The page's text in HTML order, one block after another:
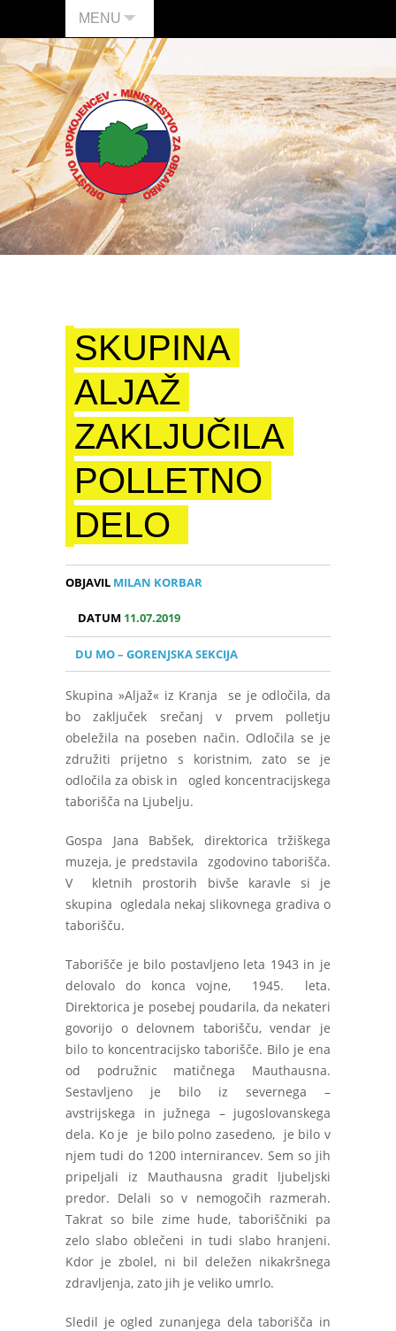
MENU
SKUPINA
ALJAŽ
ZAKLJUČILA
POLLETNO
DELO
OBJAVIL MILAN KORBAR
DATUM 11.07.2019
DU MO – GORENJSKA SEKCIJA
Skupina »Aljaž« iz Kranja se je odločila, da
bo zaključek srečanj v prvem polletju
obeležila na poseben način. Odločila se je
združiti prijetno s koristnim, zato se je
odločila za obisk in ogled koncentracijskega
taborišča na Ljubelju.
Gospa Jana Babšek, direktorica tržiškega
muzeja, je predstavila zgodovino taborišča.
V kletnih prostorih bivše karavle si je
skupina ogledala nekaj slikovnega gradiva o
taborišču.
Taborišče je bilo postavljeno leta 1943 in je
delovalo do konca vojne, 1945. leta.
Direktorica je posebej poudarila, da nekateri
govorijo o delovnem taborišču, vendar je
bilo to koncentracijsko taborišče. Bilo je ena
od podružnic matičnega Mauthausna.
Sestavljeno je bilo iz severnega –
avstrijskega in južnega – jugoslovanskega
dela. Ko je je bilo polno zasedeno, je bilo v
njem tudi do 1200 internirancev. Sem so jih
pripeljali iz Mauthausna gradit ljubeljski
predor. Delali so v nemogočih razmerah.
Takrat so bile zime hude, taboriščniki pa
zelo slabo oblečeni in tudi slabo hranjeni.
Kdor je zbolel, ni bil deležen nikakršnega
zdravljenja, zato jih je veliko umrlo.
Sledil je ogled zunanjega dela taborišča in